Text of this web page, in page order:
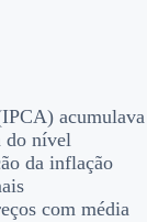
acumulava
do nível
da inflação
com média